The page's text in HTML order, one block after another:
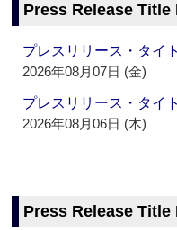
Press Release Title
プレスリリース・タ
2026年08月07日 (金)
プレスリリース・タ
2026年08月06日 (木)
Press Release Title